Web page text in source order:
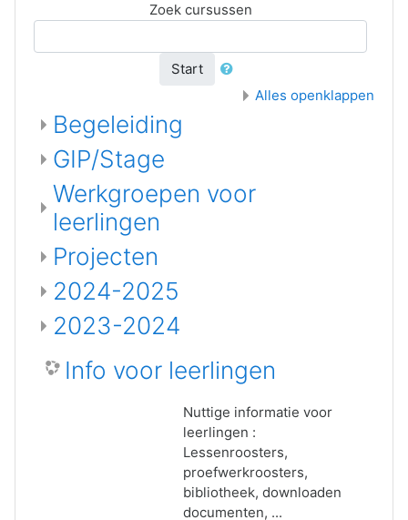
Zoek cursussen
Start
Alles openklappen
Begeleiding
GIP/Stage
Werkgroepen voor
leerlingen
Projecten
2024-2025
2023-2024
Info voor leerlingen
Nuttige informatie voor
leerlingen :
Lessenroosters,
proefwerkroosters,
bibliotheek, downloaden
documenten, ...